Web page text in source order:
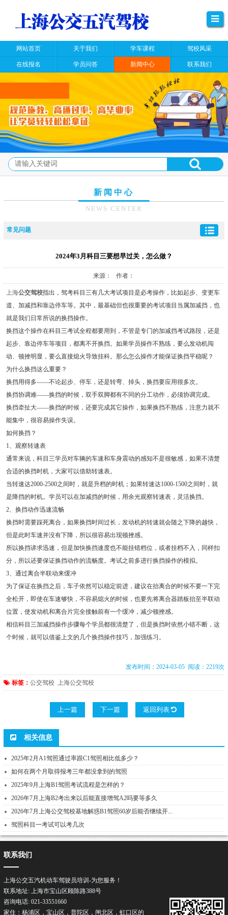
网站首页 关于我们 学车课程 驾校风采
在线报名 学员问答 新闻中心 联系我们
新闻中心
NEWS CENTER
常见问题
2024年3月科目三要想早过关，怎么做？
来源： 作者：
上海公交驾校指出，驾考科目三有几大考试项目是必考操作，比如起步、变更车
道、加减挡和靠边停车等。其中，最基础但也很重要的考试项目当属加减挡，也
就是我们日常所说的换挡操作。
换挡这个操作在科目三考试全程都要用到，不管是专门的加减挡考试路段，还是
起步、靠边停车等项目，都离不开换挡。如果学员操作不熟练，要么发动机闯
动、顿挫明显，要么直接熄火导致挂科。那么怎么操作才能保证换挡平稳呢？
为什么换挡这么重要？
换挡用得多——不论起步、停车，还是转弯、掉头，换挡要应用很多次。
换挡协调难——换挡的时候，双手双脚都有不同的分工动作，必须协调完成。
换挡牵扯大——换挡的时候，还要完成其它操作，如果换挡不熟练，注意力就不
能集中，很容易操作失误。
如何换挡？
1、观察转速表
通常来说，科目三学员对车辆的车速和车身震动的感知不是很敏感，如果不清楚
合适的换挡时机，大家可以借助转速表。
当转速达2000-2500之间时，就是升档的时机；如果转速达1000-1500之间时，就
是降挡的时机。学员可以在加减挡的时候，用余光观察转速表，灵活换挡。
2、换挡动作迅速流畅
换挡时需要踩死离合，如果换挡时间过长，发动机的转速就会随之下降的越快，
但是此时车速并没有下降，所以很容易出现顿挫感。
所以换挡讲求迅速，但是加快换挡速度也不能挂错档位，或者挂档不入，同样扣
分，所以还要保证换挡动作的流畅度。考试之前多进行换挡操作的模拟。
3、通过离合半联动来缓冲
为了保证在换挡之后，车子依然可以稳定前进，建议在抬离合的时候不要一下完
全松开，即使在车速够快，不容易熄火的时候，也要先将离合器踏板抬至半联动
位置，使发动机和离合片完全接触前有一个缓冲，减少顿挫感。
相信科目三加减挡操作步骤每个学员都很清楚了，但是换挡时依然小错不断，这
个时候，就可以借鉴上文的几个换挡操作技巧，加强练习。
发布时间：2024-03-05 阅读：2219次
标签： 公交驾校 上海公交驾校
上一篇 下一篇 返回列表
相关信息
2025年2月A1驾照通过率跟C1驾照相比低多少？
如何在两个月取得报考三年都没拿到的驾照
2025年9月上海B1驾照考试流程是怎样的？
2026年7月上海B2考出来以后能直接增驾A2吗要等多久
2026年7月上海公交驾校基地解惑B1驾照60岁后能否继续开...
驾照科目一考试可以考几次
联系我们
上海公交五汽机动车驾驶员培训-为您服务！
联系地址: 上海市宝山区顾陈路388号
咨询电话: 021-33551660
家住：杨浦区，宝山区，普陀区，闸北区，虹口区的